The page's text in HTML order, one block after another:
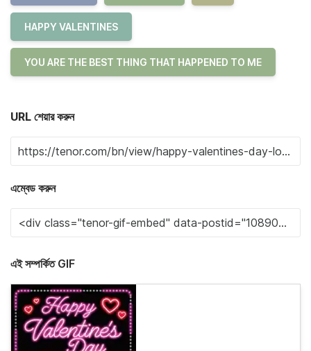
HAPPY VALENTINES
YOU ARE THE BEST THING THAT HAPPENED TO ME
URL শেয়ার করুন
এম্বেড করুন
এই সম্পর্কিত GIF